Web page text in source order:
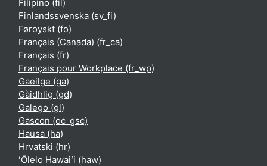
Filipino ‎(fil)‎
Finlandssvenska ‎(sv_fi)‎
Føroyskt ‎(fo)‎
Français (Canada) ‎(fr_ca)‎
Français ‎(fr)‎
Français pour Workplace ‎(fr_wp)‎
Gaeilge ‎(ga)‎
Gàidhlig ‎(gd)‎
Galego ‎(gl)‎
Gascon ‎(oc_gsc)‎
Hausa ‎(ha)‎
Hrvatski ‎(hr)‎
ʻŌlelo Hawaiʻi ‎(haw)‎